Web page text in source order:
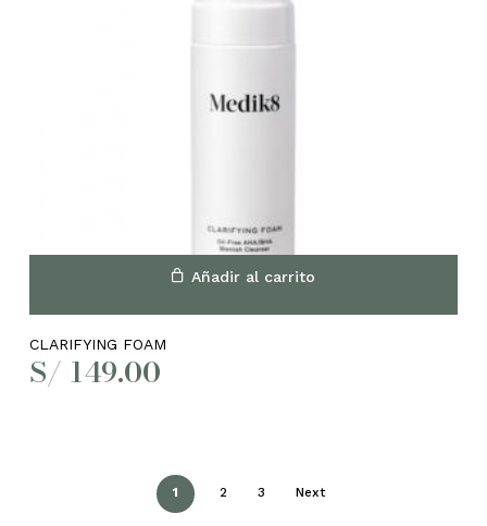
Añadir al carrito
CLARIFYING FOAM
S/ 149.00
1 2 3 Next